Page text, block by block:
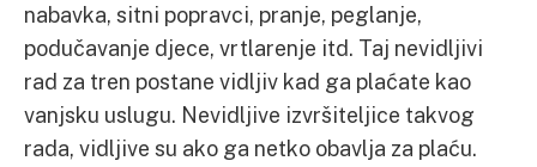
nabavka, sitni popravci, pranje, peglanje,
podučavanje djece, vrtlarenje itd. Taj nevidljivi
rad za tren postane vidljiv kad ga plaćate kao
vanjsku uslugu. Nevidljive izvršiteljice takvog
rada, vidljive su ako ga netko obavlja za plaću.